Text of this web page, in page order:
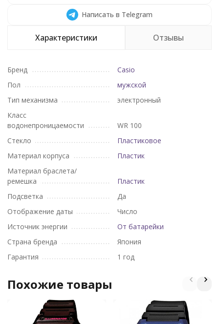
Написать в Telegram
Характеристики Отзывы
Бренд
Casio
Пол
мужской
Тип механизма
электронный
Класс
водонепроницаемости
WR 100
Стекло
Пластиковое
Материал корпуса
Пластик
Материал браслета/
ремешка
Пластик
Подсветка
Да
Отображение даты
Число
Источник энергии
От батарейки
Страна бренда
Япония
Гарантия
1 год
Похожие товары